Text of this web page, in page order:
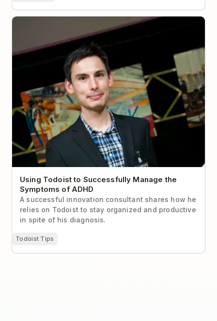
Using Todoist to Successfully Manage the
Using Todoist to Successfully Manage the
Symptoms of ADHD
A successful innovation consultant shares how he
relies on Todoist to stay organized and productive
in spite of his diagnosis.
Todoist Tips